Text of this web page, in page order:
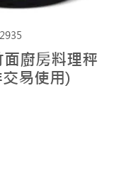
廚房料理秤
易使用)